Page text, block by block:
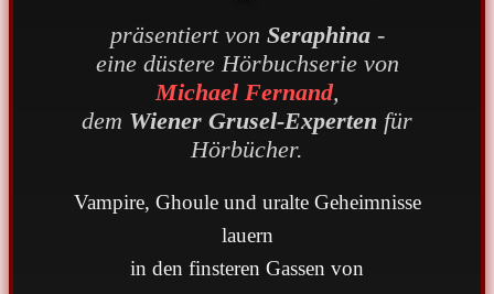
präsentiert von Seraphina-
eine düstere Hörbuchserie von
Michael Fernand,
dem Wiener Grusel-Experten für
Hörbücher.
Vampire, Ghoule und uralte Geheimnisse
lauern
in den finsteren Gassen von